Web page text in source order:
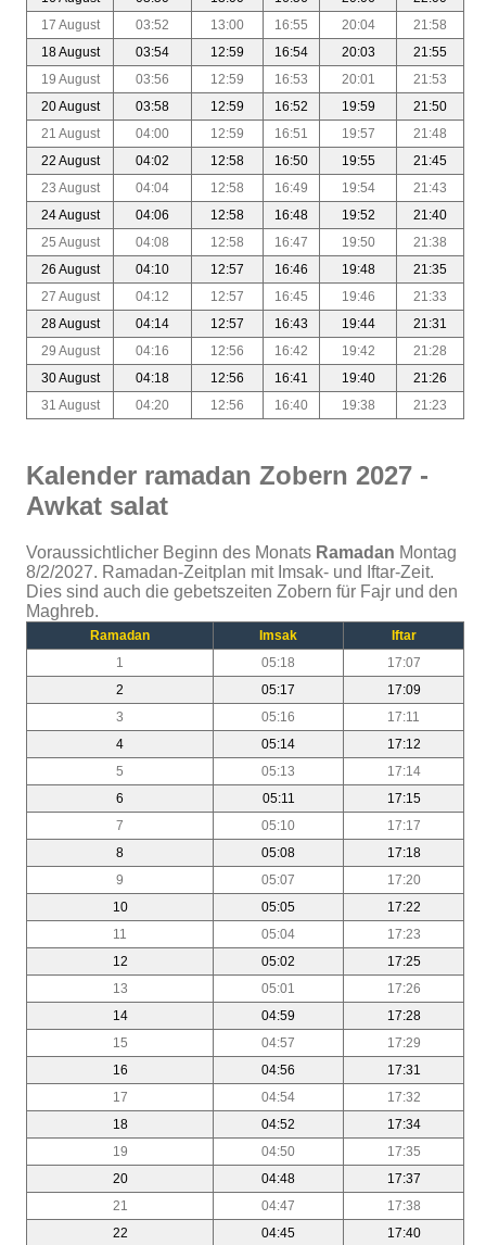
17 August
03:52 13:00 16:55 20:04
21:58
18 August
03:54 12:59 16:54 20:03
21:55
19 August
03:56 12:59 16:53 20:01
21:53
20 August
03:58 12:59 16:52 19:59
21:50
21 August
04:00 12:59 16:51 19:57
21:48
22 August
04:02 12:58 16:50 19:55
21:45
23 August
04:04 12:58 16:49 19:54
21:43
24 August
04:06 12:58 16:48 19:52
21:40
25 August
04:08 12:58 16:47 19:50
21:38
26 August
04:10 12:57 16:46 19:48
21:35
27 August
04:12 12:57 16:45 19:46
21:33
28 August
04:14 12:57 16:43 19:44
21:31
29 August
04:16 12:56 16:42 19:42
21:28
30 August
04:18 12:56 16:41 19:40
21:26
31 August
04:20 12:56 16:40 19:38 21:23
Kalender ramadan Zobern 2027 -
Awkat salat
Voraussichtlicher Beginn des Monats Ramadan Montag
8/2/2027. Ramadan-Zeitplan mit Imsak- und Iftar-Zeit.
Dies sind auch die gebetszeiten Zobern für Fajr und den
Maghreb.
Ramadan Imsak
Iftar
1
05:18
17:07
2
05:17
17:09
3
05:16
17:11
4
05:14
17:12
5
05:13
17:14
6
05:11
17:15
7
05:10
17:17
8
05:08
17:18
9
05:07
17:20
10
05:05
17:22
11
05:04
17:23
12
05:02
17:25
13
05:01
17:26
14
04:59
17:28
15
04:57
17:29
16
04:56
17:31
17
04:54
17:32
18
04:52
17:34
19
04:50
17:35
20
04:48
17:37
21
04:47
17:38
22
04:45
17:40